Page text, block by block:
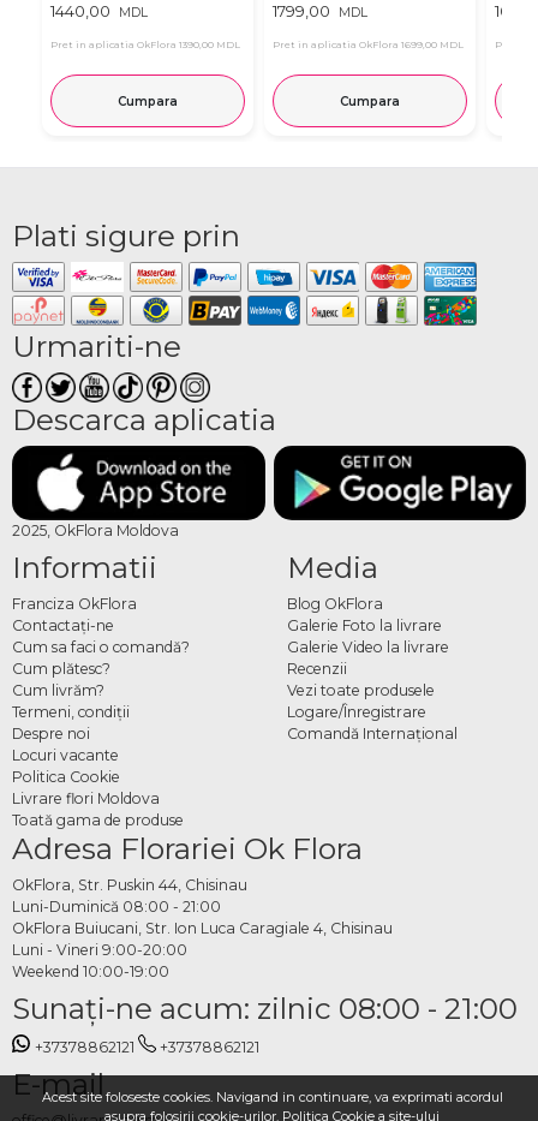
Acest site foloseste cookies. Navigand in continuare, va exprimati acordul
asupra folosirii cookie-urilor. Politica Cookie a site-ului
1440,00 MDL
Pret in aplicatia OkFlora 1390,00 MDL
Cumpara
1799,00 MDL
Pret in aplicatia OkFlora 1699,00 MDL
Cumpara
Pret in
Plati sigure prin
Urmariti-ne
Descarca aplicatia
2025, OkFlora Moldova
Informatii
Franciza OkFlora
Contactaţi-ne
Cum sa faci o comandă?
Cum plătesc?
Cum livrăm?
Termeni, condiţii
Despre noi
Locuri vacante
Politica Cookie
Livrare flori Moldova
Toată gama de produse
Media
Blog OkFlora
Galerie Foto la livrare
Galerie Video la livrare
Recenzii
Vezi toate produsele
Logare/Înregistrare
Comandă Internațional
Adresa Florariei Ok Flora
OkFlora, Str. Puskin 44, Chisinau
Luni-Duminică 08:00 - 21:00
OkFlora Buiucani, Str. Ion Luca Caragiale 4, Chisinau
Luni - Vineri 9:00-20:00
Weekend 10:00-19:00
Sunaţi-ne acum: zilnic 08:00 - 21:00
+37378862121 +37378862121
E-mail